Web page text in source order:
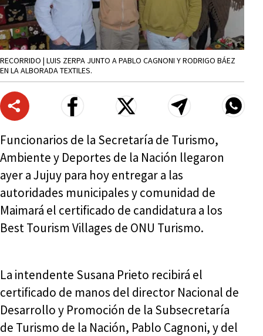
RECORRIDO | LUIS ZERPA JUNTO A PABLO CAGNONI Y RODRIGO BÁEZ
EN LA ALBORADA TEXTILES.
Funcionarios de la Secretaría de Turismo,
Ambiente y Deportes de la Nación llegaron
ayer a Jujuy para hoy entregar a las
autoridades municipales y comunidad de
Maimará el certificado de candidatura a los
Best Tourism Villages de ONU Turismo.
La intendente Susana Prieto recibirá el
certificado de manos del director Nacional de
Desarrollo y Promoción de la Subsecretaría
de Turismo de la Nación, Pablo Cagnoni, y del